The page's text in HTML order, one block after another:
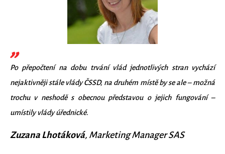
Po přepočtení na dobu trvání vlád jednotlivých stran vychází
nejaktivněji stále vlády ČSSD, na druhém místě by se ale – možná
trochu v neshodě s obecnou představou o jejich fungování –
umístily vlády úřednické.
Zuzana Lhotáková, Marketing Manager SAS